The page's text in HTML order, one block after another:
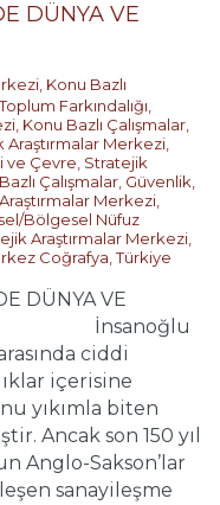
DÜNYA VE
, Konu Bazlı
Farkındalığı,
, Konu Bazlı Çalışmalar,
Araştırmalar Merkezi,
ve Çevre, Stratejik
Çalışmalar, Güvenlik,
Merkezi,
Bölgesel Nüfuz
Araştırmalar Merkezi,
Coğrafya,Türkiye
DÜNYA VE
ciddi
içerisine
yıkımla biten
Ancak son 150 yıl
Anglo-Sakson’lar
sanayileşme